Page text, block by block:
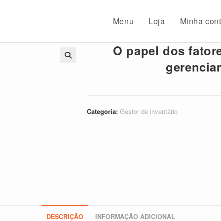
Menu Loja Minha
O papel dos
Categoria: Gestor de inventário
DESCRIÇÃO INFORMAÇÃO ADICIONAL